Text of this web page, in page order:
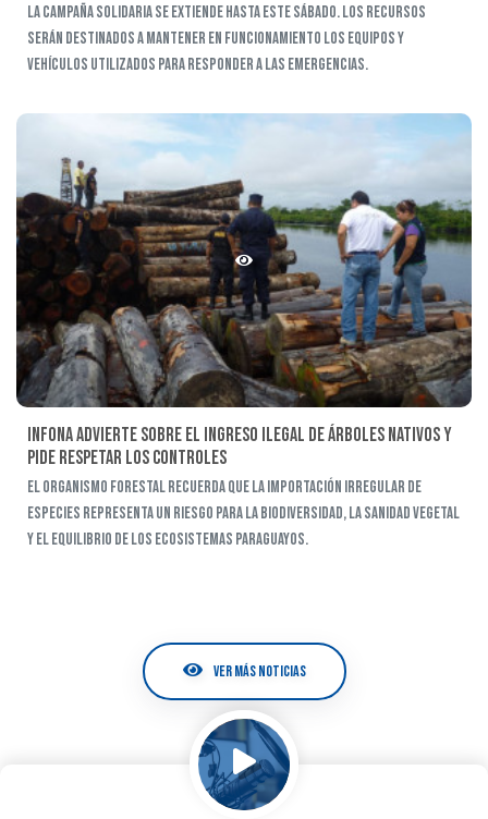
La campaña solidaria se extiende hasta este sábado. Los recursos
serán destinados a mantener en funcionamiento los equipos y
vehículos utilizados para responder a las emergencias.
INFONA advierte sobre el ingreso ilegal de árboles nativos y
pide respetar los controles
El organismo forestal recuerda que la importación irregular de
especies representa un riesgo para la biodiversidad, la sanidad vegetal
y el equilibrio de los ecosistemas paraguayos.
VER MÁS NOTICIAS